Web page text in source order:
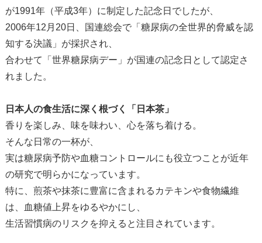
が1991年（平成3年）に制定した記念日でしたが、
2006年12月20日、国連総会で「糖尿病の全世界的脅威を認
知する決議」が採択され、
合わせて「世界糖尿病デー」が国連の記念日として認定さ
れました。
日本人の食生活に深く根づく「日本茶」
香りを楽しみ、味を味わい、心を落ち着ける。
そんな日常の一杯が、
実は糖尿病予防や血糖コントロールにも役立つことが近年
の研究で明らかになっています。
特に、煎茶や抹茶に豊富に含まれるカテキンや食物繊維
は、血糖値上昇をゆるやかにし、
生活習慣病のリスクを抑えると注目されています。